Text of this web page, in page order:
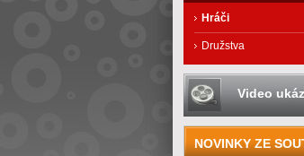
Hráči
Družstva
Video
NOVINKY ZE